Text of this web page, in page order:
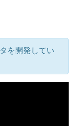
を開発してい